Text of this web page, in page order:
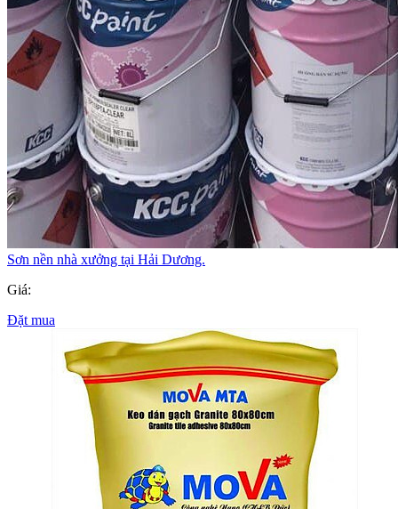
Sơn nền nhà xưởng tại Hải Dương.
Giá:
Đặt mua